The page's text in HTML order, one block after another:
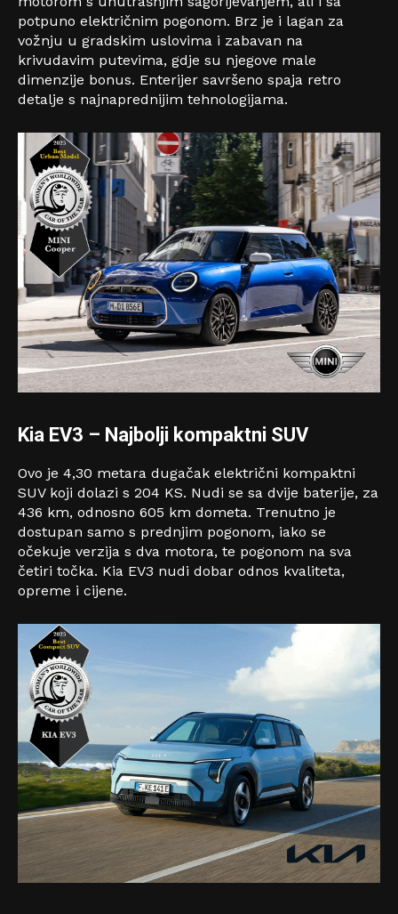
potpuno električnim pogonom. Brz je i lagan za
vožnju u gradskim uslovima i zabavan na
krivudavim putevima, gdje su njegove male
dimenzije bonus. Enterijer savršeno spaja retro
detalje s najnaprednijim tehnologijama.
Kia EV3 – Najbolji kompaktni SUV
Ovo je 4,30 metara dugačak električni kompaktni
SUV koji dolazi s 204 KS. Nudi se sa dvije baterije, za
436 km, odnosno 605 km dometa. Trenutno je
dostupan samo s prednjim pogonom, iako se
očekuje verzija s dva motora, te pogonom na sva
četiri točka. Kia EV3 nudi dobar odnos kvaliteta,
opreme i cijene.